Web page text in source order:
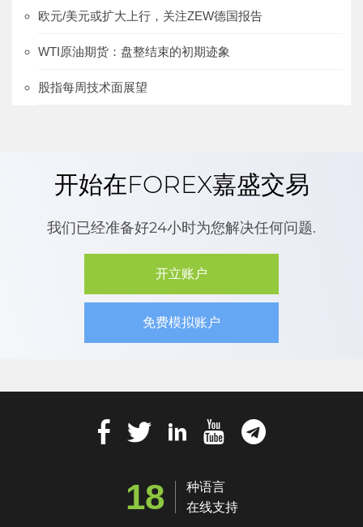
欧元/美元或扩大上行，关注ZEW德国报告
WTI原油期货：盘整结束的初期迹象
股指每周技术面展望
开始在FOREX嘉盛交易
我们已经准备好24小时为您解决任何问题.
开立账户
免费模拟账户
18
种语言
在线支持